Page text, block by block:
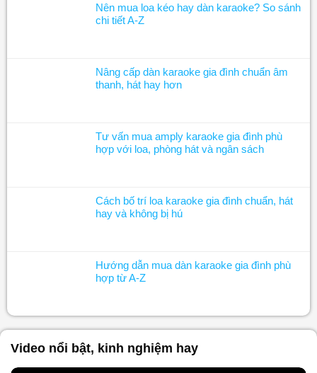
Nên mua loa kéo hay dàn karaoke? So sánh
chi tiết A-Z
Nâng cấp dàn karaoke gia đình chuẩn âm
thanh, hát hay hơn
Tư vấn mua amply karaoke gia đình phù
hợp với loa, phòng hát và ngân sách
Cách bố trí loa karaoke gia đình chuẩn, hát
hay và không bị hú
Hướng dẫn mua dàn karaoke gia đình phù
hợp từ A-Z
Video nổi bật, kinh nghiệm hay